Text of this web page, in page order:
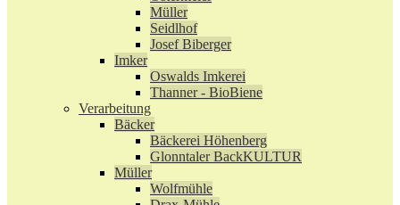
Müller
Seidlhof
Josef Biberger
Imker
Oswalds Imkerei
Thanner - BioBiene
Verarbeitung
Bäcker
Bäckerei Höhenberg
Glonntaler BackKULTUR
Müller
Wolfmühle